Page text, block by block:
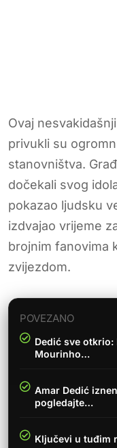
Ovaj
privukli su
stanovništva.
dočekali svog
pokazao ljudsku
izdvajao vrijeme
brojnim fanovima
zvijezdom.
POVEZANO
Dedić sve
Mourinho…
Amar Dedić
pogledajte…
Ključevi u tuđim